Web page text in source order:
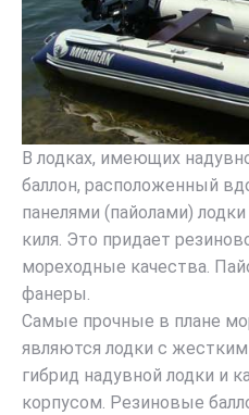
В лодках, имеющих
баллон, расположенный
панелями (пайолами)
киля. Это придает
мореходные качества.
фанеры.
Самые прочные в плане
являются лодки с
гибрид надувной лодки и
корпусом. Резиновые